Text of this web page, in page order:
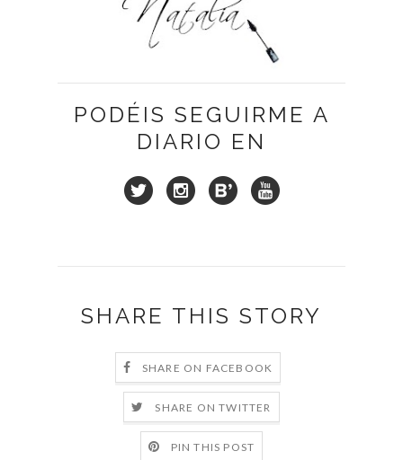
PODÉIS SEGUIRME A
DIARIO EN
SHARE THIS STORY
SHARE ON FACEBOOK
SHARE ON TWITTER
PIN THIS POST